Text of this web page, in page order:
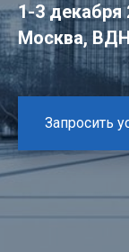
1-3 декабря
Москва,
Запросить